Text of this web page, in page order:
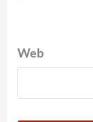
Web